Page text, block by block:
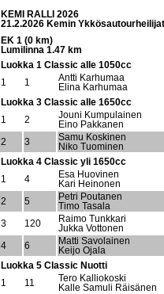
KEMI RALLI 2026
21.2.2026 Kemin
EK 1 (0 km)
Lumilinna 1.47 km
Luokka 1 Classic alle 1050cc
1
1
Antti Karhumaa
Elina Karhumaa
Luokka 3 Classic alle 1650cc
1
2
Jouni Kumpulainen
Eino Pakkanen
2
3
Samu Koskinen
Niko Tuominen
Luokka 4 Classic yli 1650cc
1
4
Esa Huovinen
Kari Heinonen
2
5
Petri Poutanen
Timo Tasala
3
120
Raimo Tunkkari
Jukka Vottonen
4
6
Matti Savolainen
Keijo Ojala
Luokka 5 Classic Nuotti
1
11
Tero Kalliokoski
Kalle Samuli Räisänen